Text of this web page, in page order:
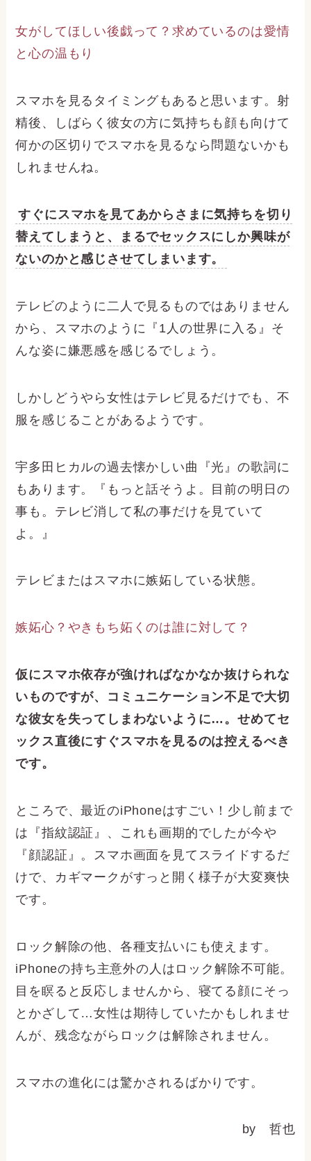
女がしてほしい後戯って？求めているのは愛情
と心の温もり
スマホを見るタイミングもあると思います。射
精後、しばらく彼女の方に気持ちも顔も向けて
何かの区切りでスマホを見るなら問題ないかも
しれませんね。
すぐにスマホを見てあからさまに気持ちを切り
替えてしまうと、まるでセックスにしか興味が
ないのかと感じさせてしまいます。
テレビのように二人で見るものではありません
から、スマホのように『1人の世界に入る』そ
んな姿に嫌悪感を感じるでしょう。
しかしどうやら女性はテレビ見るだけでも、不
服を感じることがあるようです。
宇多田ヒカルの過去懐かしい曲『光』の歌詞に
もあります。『もっと話そうよ。目前の明日の
事も。テレビ消して私の事だけを見ていて
よ。』
テレビまたはスマホに嫉妬している状態。
嫉妬心？やきもち妬くのは誰に対して？
仮にスマホ依存が強ければなかなか抜けられな
いものですが、コミュニケーション不足で大切
な彼女を失ってしまわないように…。せめてセ
ックス直後にすぐスマホを見るのは控えるべき
です。
ところで、最近のiPhoneはすごい！少し前まで
は『指紋認証』、これも画期的でしたが今や
『顔認証』。スマホ画面を見てスライドするだ
けで、カギマークがすっと開く様子が大変爽快
です。
ロック解除の他、各種支払いにも使えます。
iPhoneの持ち主意外の人はロック解除不可能。
目を瞑ると反応しませんから、寝てる顔にそっ
とかざして…女性は期待していたかもしれませ
んが、残念ながらロックは解除されません。
スマホの進化には驚かされるばかりです。
by 哲也